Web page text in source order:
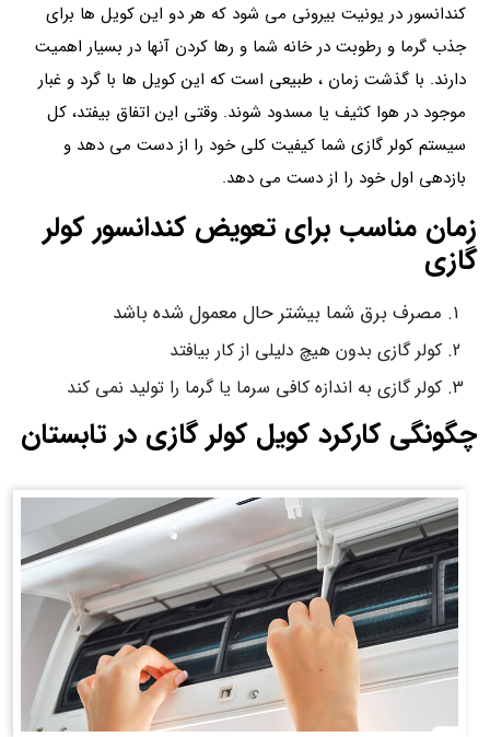
کندانسور در یونیت بیرونی می شود که هر دو این کویل ها برای
جذب گرما و رطوبت در خانه شما و رها کردن آنها در بسیار اهمیت
دارند. با گذشت زمان ، طبیعی است که این کویل ها با گرد و غبار
موجود در هوا کثیف یا مسدود شوند. وقتی این اتفاق بیفتد، کل
سیستم کولر گازی شما کیفیت کلی خود را از دست می دهد و
بازدهی اول خود را از دست می دهد.
زمان مناسب برای تعویض کندانسور کولر
گازی
مصرف برق شما بیشتر حال معمول شده باشد
کولر گازی بدون هیچ دلیلی از کار بیافتد
کولر گازی به اندازه کافی سرما یا گرما را تولید نمی کند
چگونگی کارکرد کویل کولر گازی در تابستان